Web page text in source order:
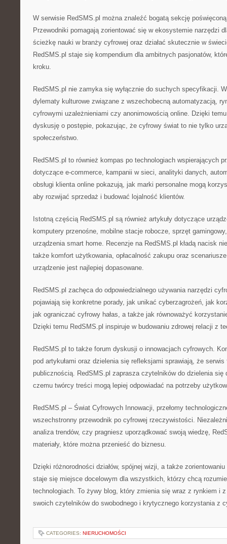
W serwisie RedSMS.pl można znaleźć bogatą sekcję
Przewodniki pomagają zorientować się w ekosystemie narzędzi
ścieżkę nauki w branży cyfrowej oraz działać skutecznie w
RedSMS.pl staje się kompendium dla ambitnych pasjonatów,
kroku.
RedSMS.pl nie zamyka się wyłącznie do suchych specyfikacji.
dylematy kulturowe związane z wszechobecną automatyzacją,
cyfrowymi uzależnieniami czy anonimowością online. Dzięki
dyskusję o postępie, pokazując, że cyfrowy świat to nie tylko
społeczeństwo.
RedSMS.pl to również kompas po technologiach wspierających
dotyczące e-commerce, kampanii w sieci, analityki danych,
obsługi klienta online pokazują, jak marki personalne mogą
aby rozwijać sprzedaż i budować lojalność klientów.
Istotną częścią RedSMS.pl są również artykuły dotyczące
komputery przenośne, mobilne stacje robocze, sprzęt
urządzenia smart home. Recenzje na RedSMS.pl kładą nacisk
także komfort użytkowania, opłacalność zakupu oraz
urządzenie jest najlepiej dopasowane.
RedSMS.pl zachęca do odpowiedzialnego używania narzędzi
pojawiają się konkretne porady, jak unikać cyberzagrożeń, jak
jak ograniczać cyfrowy hałas, a także jak równoważyć
Dzięki temu RedSMS.pl inspiruje w budowaniu zdrowej relacji z
RedSMS.pl to także forum dyskusji o innowacjach cyfrowych.
pod artykułami oraz dzielenia się refleksjami sprawiają, że
publicznością. RedSMS.pl zaprasza czytelników do dzielenia się
czemu twórcy treści mogą lepiej odpowiadać na potrzeby
RedSMS.pl – Świat Cyfrowych Innowacji, przełomy
wszechstronny przewodnik po cyfrowej rzeczywistości.
analiza trendów, czy pragniesz uporządkować swoją wiedzę,
materiały, które można przenieść do biznesu.
Dzięki różnorodności działów, spójnej wizji, a także
staje się miejsce docelowym dla wszystkich, którzy chcą
technologiach. To żywy blog, który zmienia się wraz z rynkiem i
swoich czytelników do swobodnego i krytycznego korzystania z
CATEGORIES: NIERUCHOMOŚCI